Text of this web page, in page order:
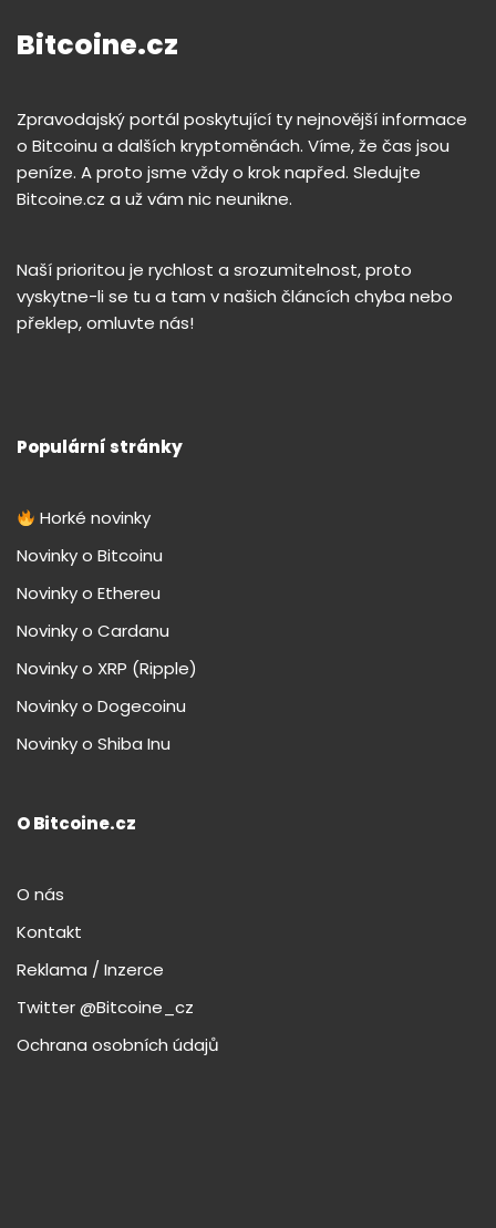
Bitcoine.cz
Zpravodajský portál poskytující ty nejnovější informace
o Bitcoinu a dalších kryptoměnách. Víme, že čas jsou
peníze. A proto jsme vždy o krok napřed. Sledujte
Bitcoine.cz a už vám nic neunikne.
Naší prioritou je rychlost a srozumitelnost, proto
vyskytne-li se tu a tam v našich článcích chyba nebo
překlep, omluvte nás!
Populární stránky
Horké novinky
Novinky o Bitcoinu
Novinky o Ethereu
Novinky o Cardanu
Novinky o XRP (Ripple)
Novinky o Dogecoinu
Novinky o Shiba Inu
O Bitcoine.cz
O nás
Kontakt
Reklama / Inzerce
Twitter @Bitcoine_cz
Ochrana osobních údajů